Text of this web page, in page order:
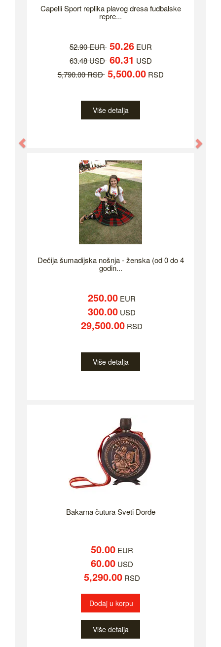
Capelli Sport replika plavog dresa fudbalske
repre...
52.90 EUR 50.26EUR
63.48 USD 60.31 USD
5,790.00 RSD 5,500.00RSD
Više detalja
Dečija šumadijska nošnja - ženska (od 0 do 4
godin...
250.00 EUR
300.00 USD
29,500.00 RSD
Više detalja
Bakarna čutura Sveti Đorde
50.00EUR
60.00USD
5,290.00RSD
Dodaj u korpu
Više detalja